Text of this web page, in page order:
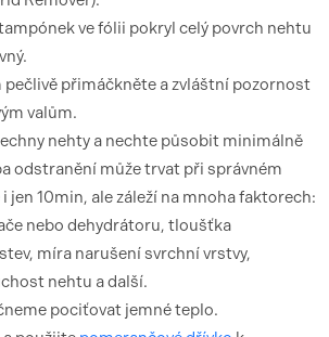
ve fólii pokryl celý povrch nehtu
pečlivě přimáčkněte a zvláštní pozornost
valům.
nehty a nechte působit minimálně
odstranění může trvat při správném
jen 10min, ale záleží na mnoha faktorech:
nebo dehydrátoru, tloušťka
míra narušení svrchní vrstvy,
nehtu a další.
pociťovat jemné teplo.